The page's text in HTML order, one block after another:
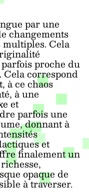
par une
changements
Cela
proche du
Cela correspond
à ce chaos
à une
et
parfois une
donnant à
et
finalement un
opaque de
à traverser.